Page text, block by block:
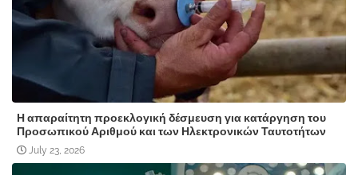
Η απαραίτητη προεκλογική δέσμευση για κατάργηση του
Προσωπικού Αριθμού και των Ηλεκτρονικών Ταυτοτήτων
July 23, 2026